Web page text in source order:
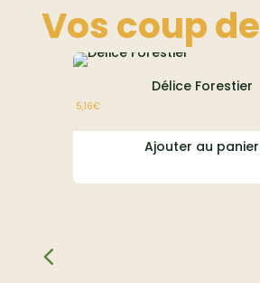
Vos coup de
Délice Forestier
5,16€
Ajouter au panier